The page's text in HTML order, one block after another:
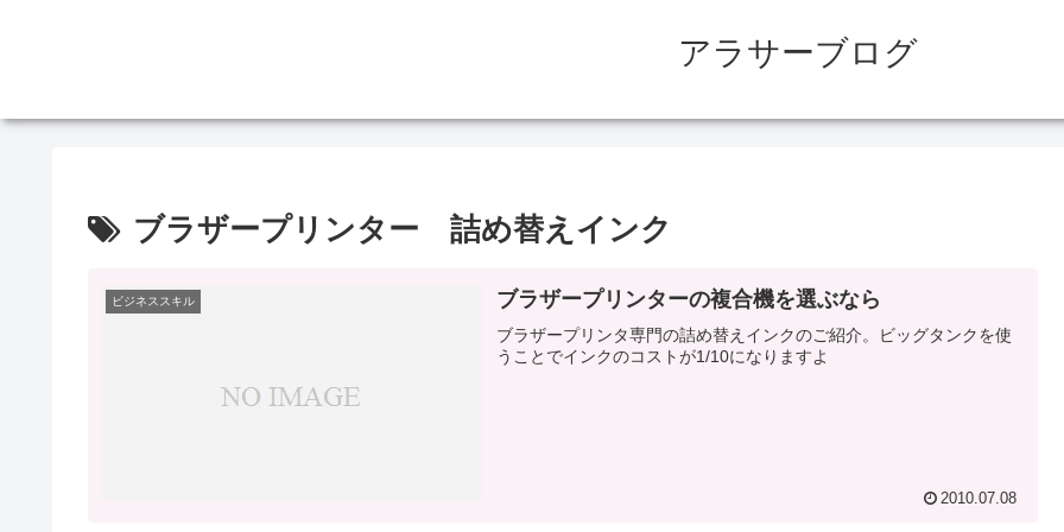
アラサーブログ
ブラザープリンター 詰め替えインク
ビジネススキル ブラザープリンターの複合機を選ぶなら
ブラザープリンタ専門の詰め替えインクのご紹介。ビッグタンクを使
うことでインクのコストが1/10になりますよ
2010.07.08